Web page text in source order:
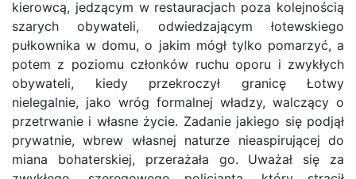
kierowcą, jedzącym w restauracjach poza kolejnością
szarych obywateli, odwiedzającym łotewskiego
pułkownika w domu, o jakim mógł tylko pomarzyć, a
potem z poziomu członków ruchu oporu i zwykłych
obywateli, kiedy przekroczył granicę Łotwy
nielegalnie, jako wróg formalnej władzy, walczący o
przetrwanie i własne życie. Zadanie jakiego się podjął
prywatnie, wbrew własnej naturze nieaspirującej do
miana bohaterskiej, przerażała go. Uważał się za